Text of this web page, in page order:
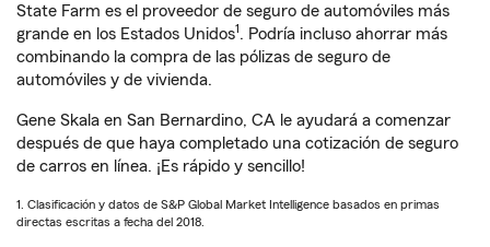
State Farm es el proveedor de seguro de automóviles más
grande en los Estados Unidos1. Podría incluso ahorrar más
combinando la compra de las pólizas de seguro de
automóviles y de vivienda.
Gene Skala en San Bernardino, CA le ayudará a comenzar
después de que haya completado una cotización de seguro
de carros en línea. ¡Es rápido y sencillo!
1. Clasificación y datos de S&P Global Market Intelligence basados en primas
directas escritas a fecha del 2018.